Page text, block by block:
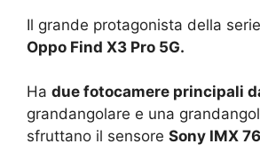
Il grande protagonista della
Oppo Find X3 Pro 5G.
Ha due fotocamere principali
grandangolare e una
sfruttano il sensore Sony IMX